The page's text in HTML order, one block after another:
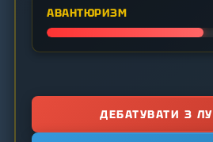
АВАНТЮРИЗМ
ДЕБАТУВАТИ З